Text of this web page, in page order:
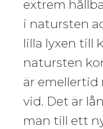
extrem
i natursten
lilla lyxen till
natursten
är emellertid
vid. Det är
man till ett